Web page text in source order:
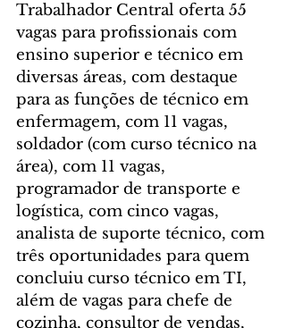
Trabalhador Central oferta 55
vagas para profissionais com
ensino superior e técnico em
diversas áreas, com destaque
para as funções de técnico em
enfermagem, com 11 vagas,
soldador (com curso técnico na
área), com 11 vagas,
programador de transporte e
logística, com cinco vagas,
analista de suporte técnico, com
três oportunidades para quem
concluiu curso técnico em TI,
além de vagas para chefe de
cozinha, consultor de vendas,